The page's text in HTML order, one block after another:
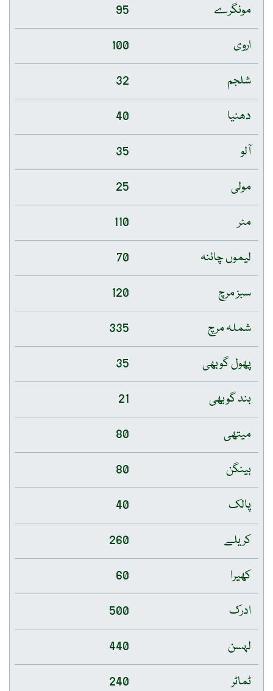
مونگرے
95
اروی
100
شلجم
32
دھنیا
40
آلو
35
مولی
25
مٹر
110
لیموں چائنہ
70
سبز مرچ
120
شملہ مرچ
335
پھول گوبھی
35
بند گوبھی
21
میتھی
80
بینگن
80
پالک
40
کریلے
260
کھیرا
60
ادرک
500
لہسن
440
ٹماٹر
240